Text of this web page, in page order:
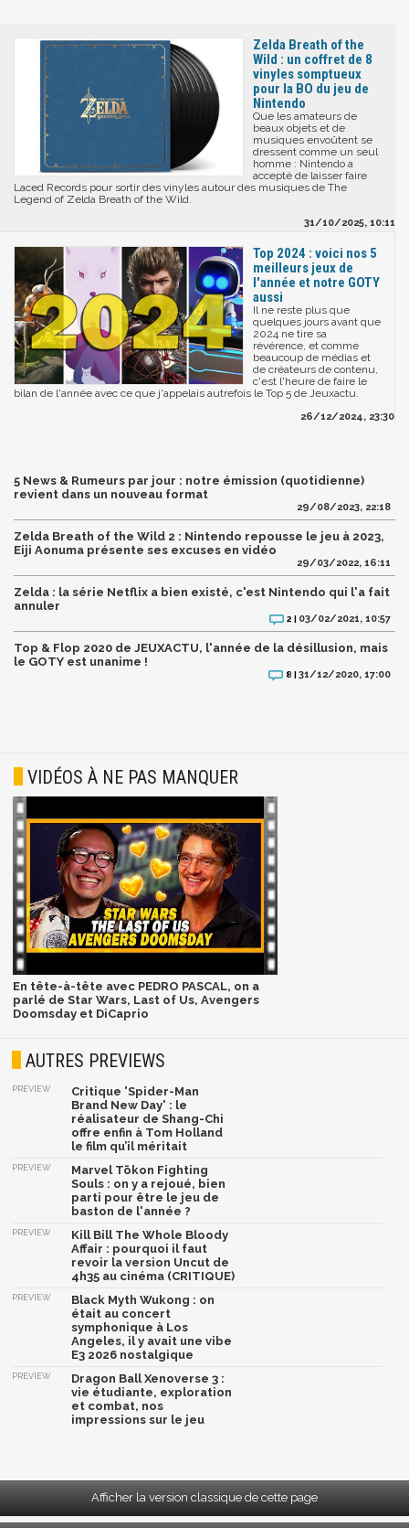
Zelda Breath of the
Wild : un coffret de 8
vinyles somptueux
pour la BO du jeu de
Nintendo
Que les amateurs de
beaux objets et de
musiques envoûtent se
dressent comme un seul
homme : Nintendo a
accepté de laisser faire
Laced Records pour sortir des vinyles autour des musiques de The
Legend of Zelda Breath of the Wild.
31/10/2025, 10:11
Top 2024 : voici nos 5
meilleurs jeux de
l'année et notre GOTY
aussi
Il ne reste plus que
quelques jours avant que
2024 ne tire sa
révérence, et comme
beaucoup de médias et
de créateurs de contenu,
c'est l'heure de faire le
bilan de l'année avec ce que j'appelais autrefois le Top 5 de Jeuxactu.
26/12/2024, 23:30
5 News & Rumeurs par jour : notre émission (quotidienne)
revient dans un nouveau format
29/08/2023, 22:18
Zelda Breath of the Wild 2 : Nintendo repousse le jeu à 2023,
Eiji Aonuma présente ses excuses en vidéo
29/03/2022, 16:11
Zelda : la série Netflix a bien existé, c'est Nintendo qui l'a fait
annuler
2 | 03/02/2021, 10:57
Top & Flop 2020 de JEUXACTU, l'année de la désillusion, mais
le GOTY est unanime !
8 |31/12/2020, 17:00
VIDÉOS À NE PAS MANQUER
En tête-à-tête avec PEDRO PASCAL, on a
parlé de Star Wars, Last of Us, Avengers
Doomsday et DiCaprio
AUTRES PREVIEWS
PREVIEW
Critique 'Spider-Man
Brand New Day' : le
réalisateur de Shang-Chi
offre enfin à Tom Holland
le film qu’il méritait
PREVIEW
Marvel Tōkon Fighting
Souls : on y a rejoué, bien
parti pour être le jeu de
baston de l'année ?
PREVIEW
Kill Bill The Whole Bloody
Affair : pourquoi il faut
revoir la version Uncut de
4h35 au cinéma (CRITIQUE)
PREVIEW
Black Myth Wukong : on
était au concert
symphonique à Los
Angeles, il y avait une vibe
E3 2026 nostalgique
PREVIEW
Dragon Ball Xenoverse 3 :
vie étudiante, exploration
et combat, nos
impressions sur le jeu
Afficher la version classique de cette page